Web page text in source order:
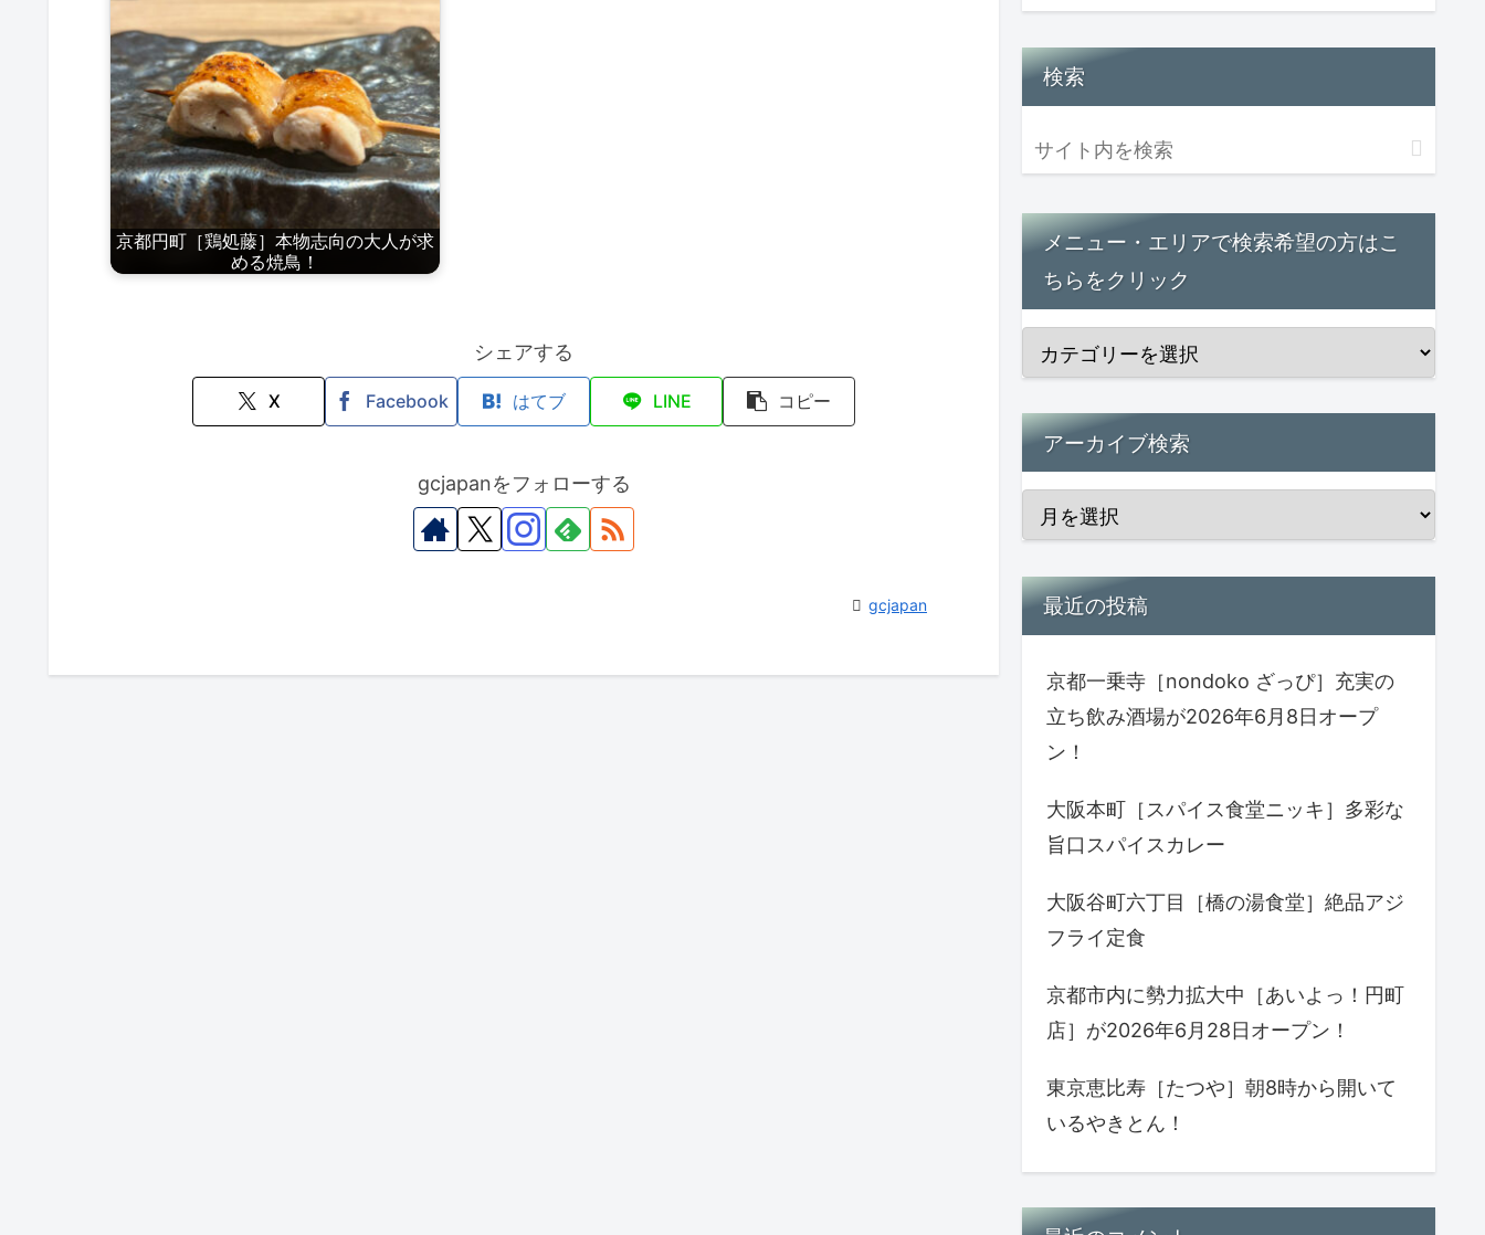
京都円町［鶏処藤］本物志向の大人が求
める焼鳥！
シェアする
X Facebook はてブ LINE コピー
gcjapanをフォローする
gcjapan
検索
メニュー・エリアで検索希望の方はこ
ちらをクリック
アーカイブ検索
最近の投稿
京都一乗寺［nondoko ざっぴ］充実の
立ち飲み酒場が2026年6月8日オープ
ン！
大阪本町［スパイス食堂ニッキ］多彩な
旨口スパイスカレー
大阪谷町六丁目［橋の湯食堂］絶品アジ
フライ定食
京都市内に勢力拡大中［あいよっ！円町
店］が2026年6月28日オープン！
東京恵比寿［たつや］朝8時から開いて
いるやきとん！